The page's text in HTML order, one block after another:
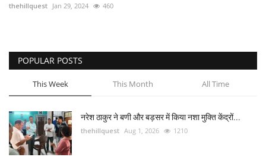
thehillquest Jan 29, 2024 460
POPULAR POSTS
This Week This Month All Time
नरेश ठाकुर ने बणी और बड़सर में किया नशा मुक्ति केंद्रों...
thehillquest Aug 1, 2026 1210